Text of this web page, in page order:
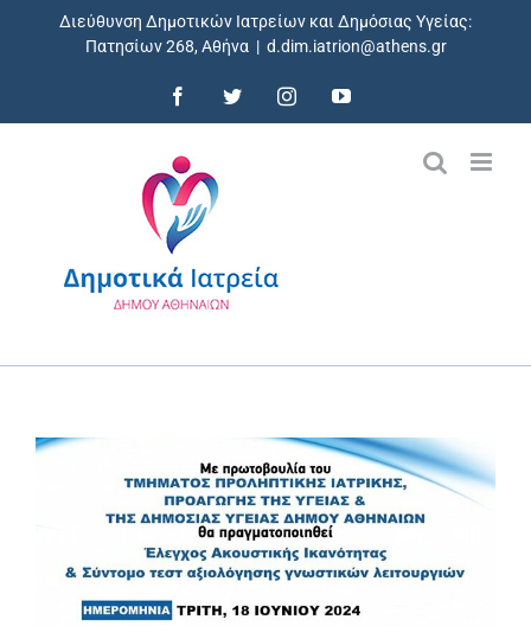
Διεύθυνση Δημοτικών Ιατρείων και Δημόσιας Υγείας:
Πατησίων 268, Αθήνα | d.dim.iatrion@athens.gr
FacebookTwitterInstagramYouTube